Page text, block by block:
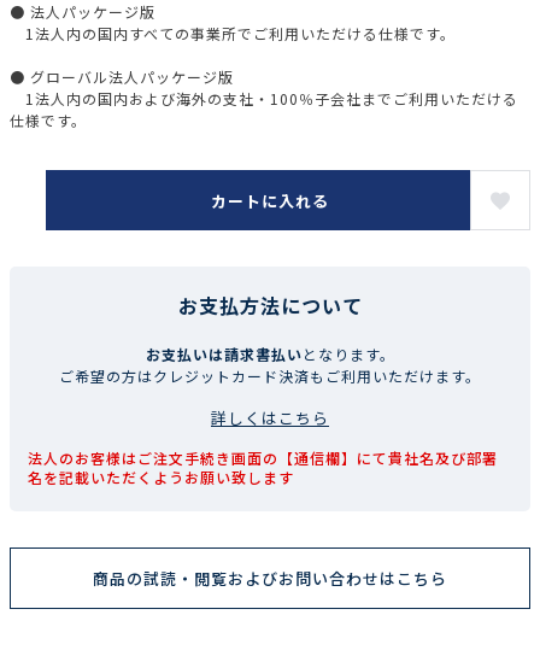
● 法人パッケージ版
1法人内の国内すべての事業所でご利用いただける仕様です。
● グローバル法人パッケージ版
1法人内の国内および海外の支社・100％子会社までご利用いただける
仕様です。
カートに入れる
お支払方法について
お支払いは請求書払いとなります。
ご希望の方はクレジットカード決済もご利用いただけます。
詳しくはこちら
法人のお客様はご注文手続き画面の【通信欄】にて貴社名及び部署
名を記載いただくようお願い致します
商品の試読・閲覧およびお問い合わせはこちら